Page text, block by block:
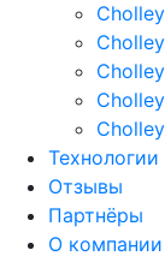
Технологии
Отзывы
Партнёры
О компании